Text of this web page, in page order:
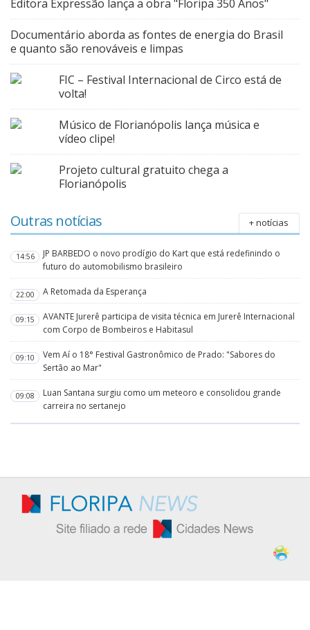
Editora Expressão lança a obra "Floripa 350 Anos"
Documentário aborda as fontes de energia do Brasil
e quanto são renováveis e limpas
FIC – Festival Internacional de Circo está de
volta!
Músico de Florianópolis lança música e
vídeo clipe!
Projeto cultural gratuito chega a
Florianópolis
Outras notícias + notícias
14:56
JP BARBEDO o novo prodígio do Kart que está redefinindo o
futuro do automobilismo brasileiro
22:00 A Retomada da Esperança
09:15
AVANTE Jurerê participa de visita técnica em Jurerê Internacional
com Corpo de Bombeiros e Habitasul
09:10
Vem Aí o 18° Festival Gastronômico de Prado: "Sabores do
Sertão ao Mar"
09:08
Luan Santana surgiu como um meteoro e consolidou grande
carreira no sertanejo